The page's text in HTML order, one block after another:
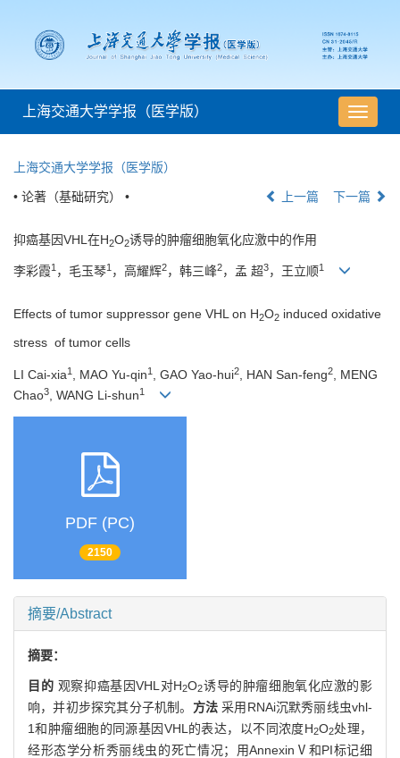
导
航
上海交通大学学报（医学版）
上海交通大学学报（医学版）
• 论著（基础研究） • 上一篇 下一篇
抑癌基因VHL在H2O2诱导的肿瘤细胞氧化应激中的作用
李彩霞1 ，毛玉琴1 ，高耀辉2，韩三峰2，孟 超3，王立顺1
Effects of tumor suppressor gene VHL on H2O2 induced oxidative
stress of tumor cells
LI Cai-xia1 , MAO Yu-qin1 , GAO Yao-hui2 , HAN San-feng2
, MENG
Chao3 , WANG Li-shun1
PDF (PC)
2150
摘要/Abstract
摘要：
目的 观察抑癌基因VHL对H2O2诱导的肿瘤细胞氧化应激的影
响，并初步探究其分子机制。 方法采用RNAi沉默秀丽线虫vhl-
1和肿瘤细胞的同源基因VHL的表达，以不同浓度H2O2处理，
经形态学分析秀丽线虫的死亡情况；用AnnexinⅤ和PI标记细